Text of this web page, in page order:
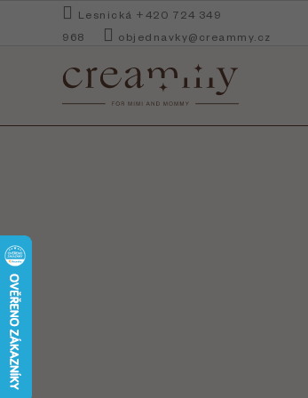
Lesnická +420 724 349
968
objednavky@creammy.cz